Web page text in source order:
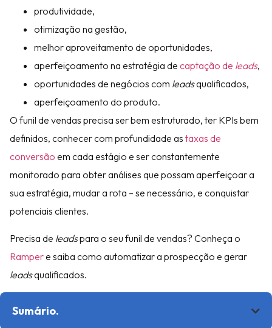
produtividade,
otimização na gestão,
melhor aproveitamento de oportunidades,
aperfeiçoamento na estratégia de captação de leads,
oportunidades de negócios com leadsqualificados,
aperfeiçoamento do produto.
O funil de vendas precisa ser bem estruturado, ter KPIs bem
definidos, conhecer com profundidade as taxas de
conversão em cada estágio e ser constantemente
monitorado para obter análises que possam aperfeiçoar a
sua estratégia, mudar a rota – se necessário, e conquistar
potenciais clientes.
Precisa de leadspara o seu funil de vendas? Conheça o
Rampere saiba como automatizar a prospecção e gerar
leadsqualificados.
Sumário.